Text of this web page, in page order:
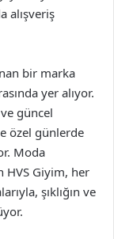
alışveriş
bir marka
yer alıyor.
güncel
özel günlerde
Moda
HVS Giyim, her
şıklığın ve